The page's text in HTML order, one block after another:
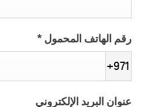
رقم الهاتف المحمول *
+971
عنوان البريد الإلكتروني